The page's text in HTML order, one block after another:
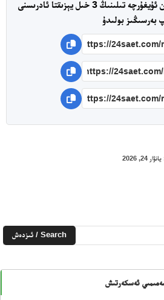
ئەزا بولاي
بېكىتىمىز
تۆۋەندە ئىھتىياجغا ئاساسەن ئۇيغۇرچە تىلىنىڭ 3 خىل يېزىقتا ئادرىسنى
بەرسىڭىز بولىدۇ
يانۋار 24, 2026
Search / ئىزدەش
ئەسكەرتىش